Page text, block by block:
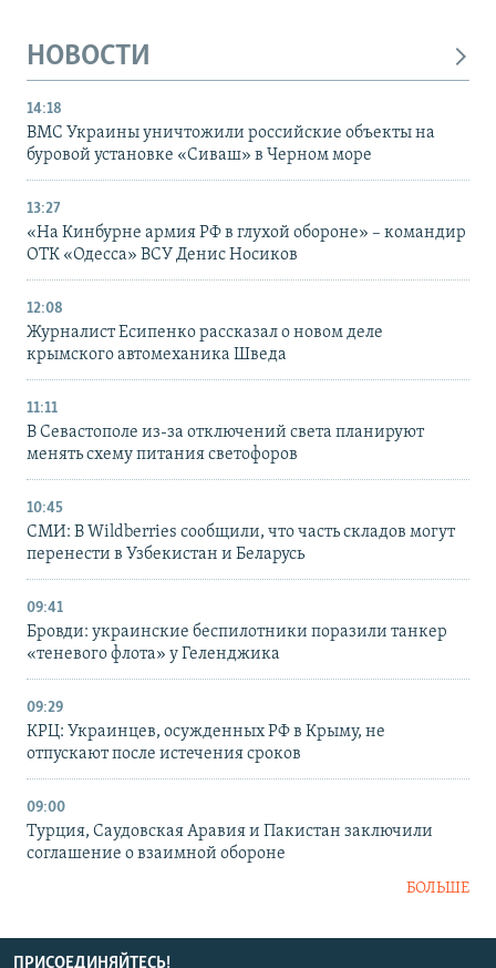
НОВОСТИ
14:18
ВМС Украины уничтожили российские объекты на
буровой установке «Сиваш» в Черном море
13:27
«На Кинбурне армия РФ в глухой обороне» – командир
ОТК «Одесса» ВСУ Денис Носиков
12:08
Журналист Есипенко рассказал о новом деле
крымского автомеханика Шведа
11:11
В Севастополе из-за отключений света планируют
менять схему питания светофоров
10:45
СМИ: В Wildberries сообщили, что часть складов могут
перенести в Узбекистан и Беларусь
09:41
Бровди: украинские беспилотники поразили танкер
«теневого флота» у Геленджика
09:29
КРЦ: Украинцев, осужденных РФ в Крыму, не
отпускают после истечения сроков
09:00
Турция, Саудовская Аравия и Пакистан заключили
соглашение о взаимной обороне
БОЛЬШЕ
ПРИСОЕДИНЯЙТЕСЬ!